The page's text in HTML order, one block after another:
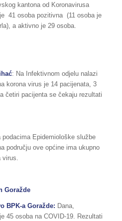
kantona od Koronavirusa
41 osoba pozitivna (11 osoba je
a aktivno je 29 osoba.
: Na Infektivnom odjelu nalazi
korona virus je 14 pacijenata, 3
četiri pacijenta se čekaju rezultati
podacima Epidemiološke službe
području ove općine ima ukupno
Goražde
BPK-a Goražde: Dana,
45 osoba na COVID-19. Rezultati